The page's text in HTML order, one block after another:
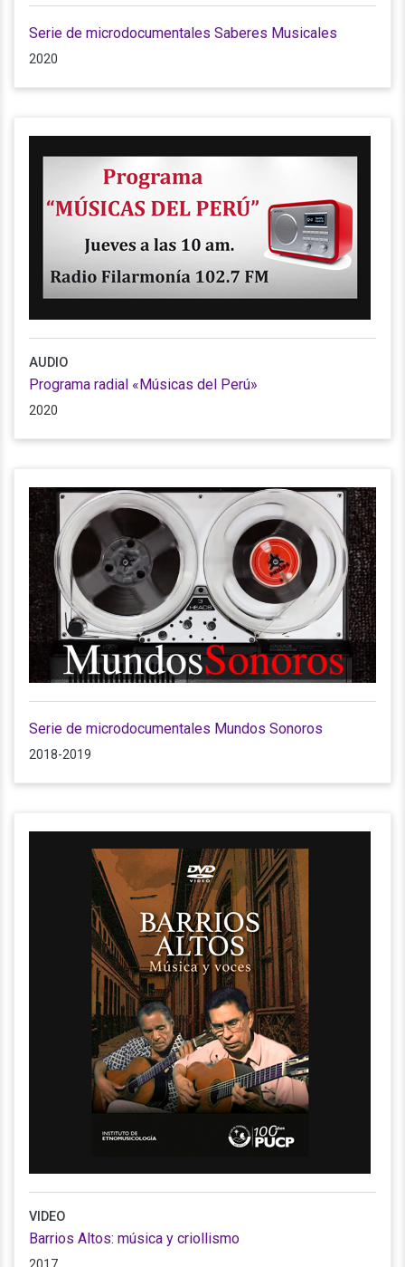
Serie de microdocumentales Saberes Musicales
2020
AUDIO
Programa radial «Músicas del Perú»
2020
Serie de microdocumentales Mundos Sonoros
2018-2019
VIDEO
Barrios Altos: música y criollismo